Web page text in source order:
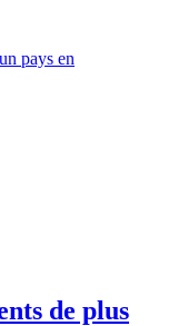
pays en
de plus